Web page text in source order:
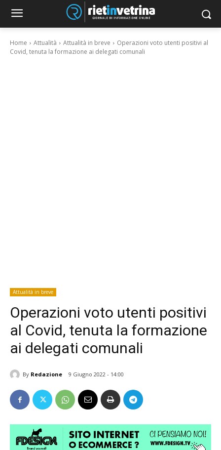
Home Attualità Attualità in breve
Operazioni voto utenti positivi al
Covid, tenuta la formazione ai delegati comunali
Attualità in breve
Operazioni voto utenti positivi
al Covid, tenuta la formazione
ai delegati comunali
By Redazione 9 Giugno 2022 - 14:00